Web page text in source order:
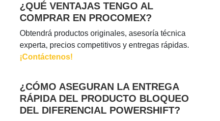
¿QUÉ VENTAJAS TENGO AL
COMPRAR EN PROCOMEX?
Obtendrá productos originales, asesoría técnica
experta, precios competitivos y entregas rápidas.
¡Contáctenos!
¿CÓMO ASEGURAN LA ENTREGA
RÁPIDA DEL PRODUCTO BLOQUEO
DEL DIFERENCIAL POWERSHIFT?